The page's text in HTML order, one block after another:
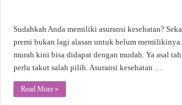
Sudahkah Anda memiliki asuransi kesehatan?
premi bukan lagi alasan untuk belum memilikinya.
murah kini bisa didapat dengan mudah. Ya asal
perlu takut salah pilih. Asuransi kesehatan …
Read More »